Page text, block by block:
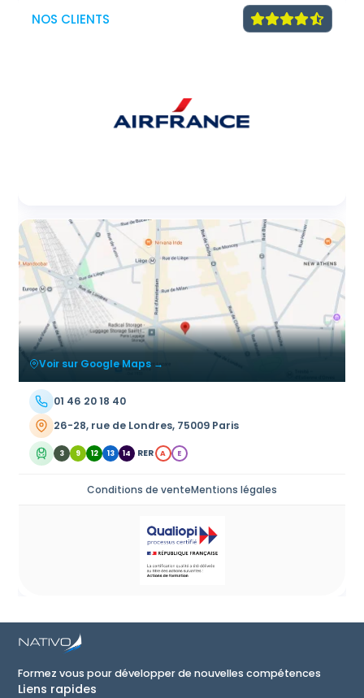
NOS CLIENTS
Voir sur Google Maps →
01 46 20 18 40
26-28, rue de Londres, 75009 Paris
3 9 12 13 14 RER A E
Conditions de venteMentions légales
Formez vous pour développer de nouvelles compétences
Liens rapides